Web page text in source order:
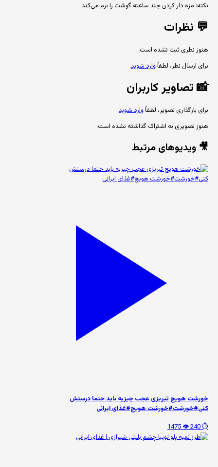
نکته: مزه دار کردن چند ساعته گوشت را نرم می‌کند.
💬 نظرات
هنوز نظری ثبت نشده است.
برای ارسال نظر، لطفاًوارد شوید.
📸تصاویر کاربران
برای بارگذاری تصویر، لطفاًوارد شوید.
هنوز تصویری به اشتراک گذاشته نشده است.
🎥 ویدیوهای مرتبط
خورشت هویج تبریزی عجب چیزیه باید حتما درستش
کنی#خورشت#خورشت هویج#غذای ایرانی
⏱️ 240
👁️ 1475